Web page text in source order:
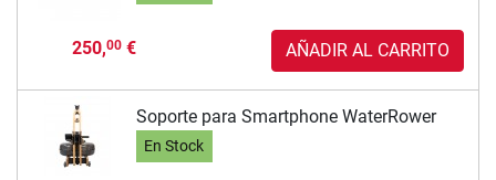
250,00€ AÑADIR AL CARRITO
Soporte para Smartphone WaterRower
En Stock